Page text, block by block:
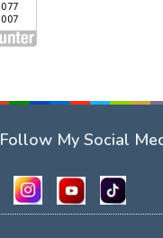
Follow My Social